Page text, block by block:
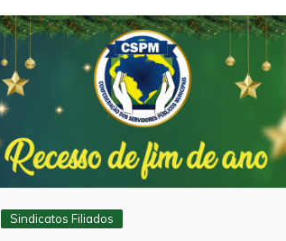
Sindicatos Filiados